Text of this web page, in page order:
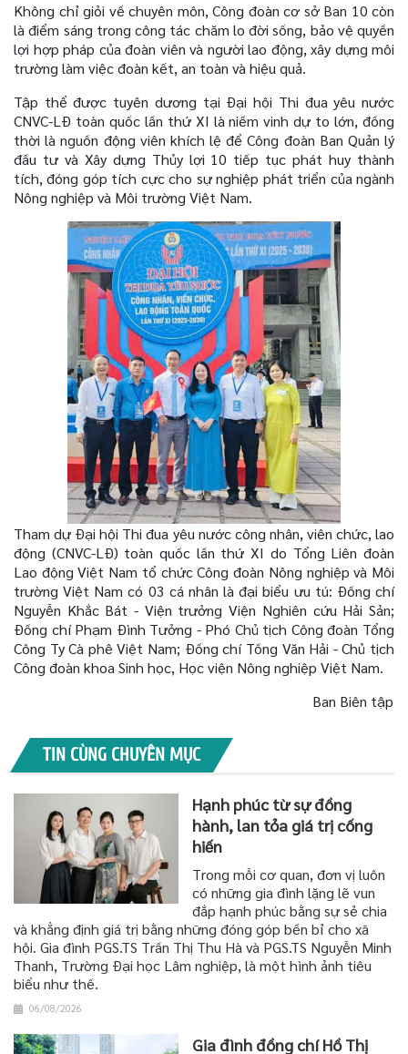
Không chỉ giỏi về chuyên môn, Công đoàn cơ sở Ban 10 còn
là điểm sáng trong công tác chăm lo đời sống, bảo vệ quyền
lợi hợp pháp của đoàn viên và người lao động, xây dựng môi
trường làm việc đoàn kết, an toàn và hiệu quả.
Tập thể được tuyên dương tại Đại hội Thi đua yêu nước
CNVC-LĐ toàn quốc lần thứ XI là niềm vinh dự to lớn, đồng
thời là nguồn động viên khích lệ để Công đoàn Ban Quản lý
đầu tư và Xây dựng Thủy lợi 10 tiếp tục phát huy thành
tích, đóng góp tích cực cho sự nghiệp phát triển của ngành
Nông nghiệp và Môi trường Việt Nam.
Tham dự Đại hội Thi đua yêu nước công nhân, viên chức, lao
động (CNVC-LĐ) toàn quốc lần thứ XI do Tổng Liên đoàn
Lao động Việt Nam tổ chức Công đoàn Nông nghiệp và Môi
trường Việt Nam có 03 cá nhân là đại biểu ưu tú: Đồng chí
Nguyễn Khắc Bát - Viện trưởng Viện Nghiên cứu Hải Sản;
Đồng chí Phạm Đình Tưởng - Phó Chủ tịch Công đoàn Tổng
Công Ty Cà phê Việt Nam; Đồng chí Tống Văn Hải - Chủ tịch
Công đoàn khoa Sinh học, Học viện Nông nghiệp Việt Nam.
Ban Biên tập
TIN CÙNG CHUYÊN MỤC
Hạnh phúc từ sự đồng
hành, lan tỏa giá trị cống
hiến
Trong mỗi cơ quan, đơn vị luôn
có những gia đình lặng lẽ vun
đắp hạnh phúc bằng sự sẻ chia
và khẳng định giá trị bằng những đóng góp bền bỉ cho xã
hội. Gia đình PGS.TS Trần Thị Thu Hà và PGS.TS Nguyễn Minh
Thanh, Trường Đại học Lâm nghiệp, là một hình ảnh tiêu
biểu như thế.
06/08/2026
Gia đình đồng chí Hồ Thị